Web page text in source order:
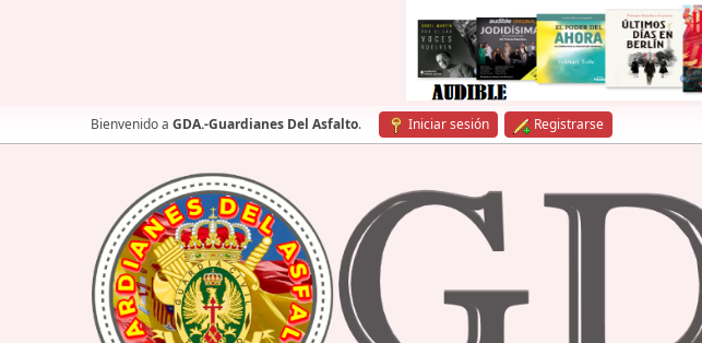
Bienvenido a GDA.-Guardianes Del Asfalto. Iniciar sesión Registrarse